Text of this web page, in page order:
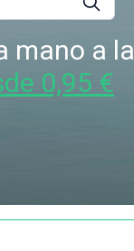
mano a la
0,95 €